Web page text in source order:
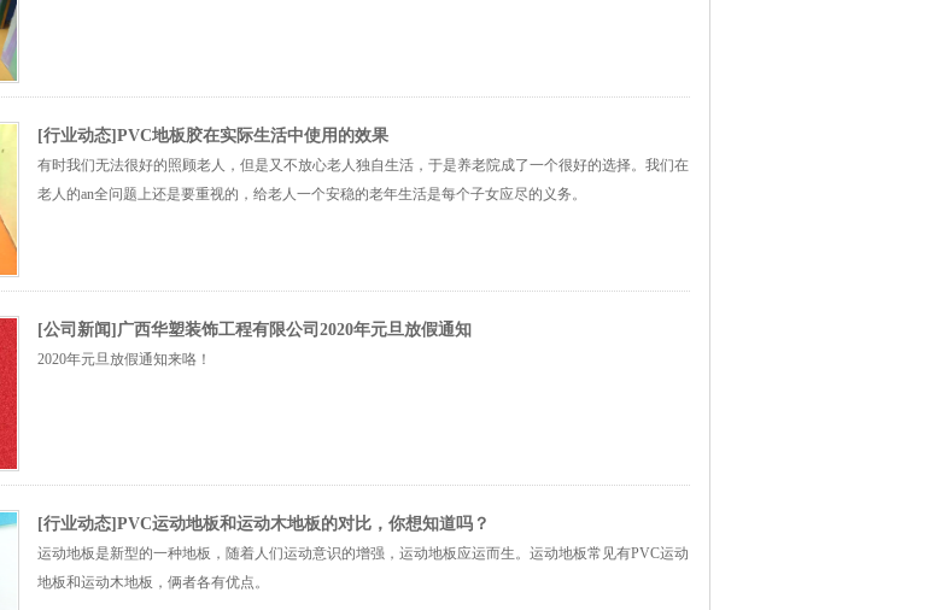
[行业动态]PVC地板胶在实际生活中使用的效果
有时我们无法很好的照顾老人，但是又不放心老人独自生活，于是养老院成了一个很好的选择。我们在
老人的an全问题上还是要重视的，给老人一个安稳的老年生活是每个子女应尽的义务。
[公司新闻]广西华塑装饰工程有限公司2020年元旦放假通知
2020年元旦放假通知来咯！
[行业动态]PVC运动地板和运动木地板的对比，你想知道吗？
运动地板是新型的一种地板，随着人们运动意识的增强，运动地板应运而生。运动地板常见有PVC运动
地板和运动木地板，俩者各有优点。